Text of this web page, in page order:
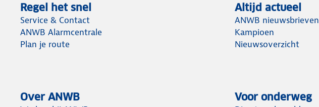
Regel het snel
Service & Contact
ANWB Alarmcentrale
Plan je route
Altijd actueel
ANWB nieuwsbrieven
Kampioen
Nieuwsoverzicht
Over ANWB Voor onderweg